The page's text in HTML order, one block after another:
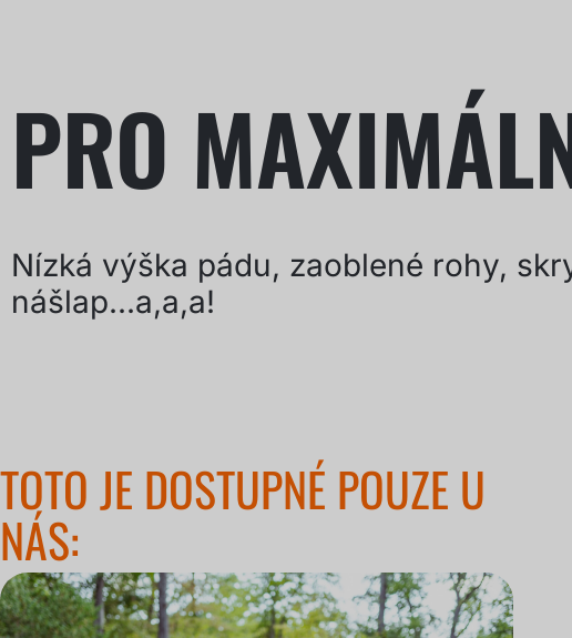
PRO
Nízká výška pádu, zaoblené rohy,
nášlap...a,a,a!
TOTO JE DOSTUPNÉ POUZE U
NÁS: